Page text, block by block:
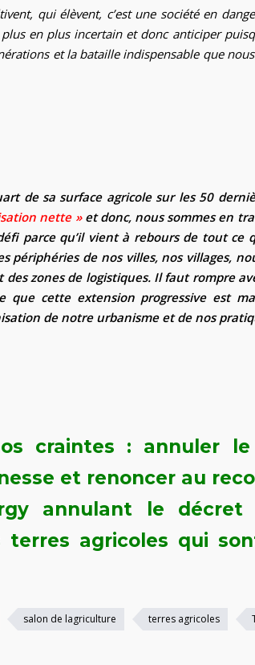
qui élèvent, c’est une société en
en plus incertain et donc anticiper
et la bataille indispensable que
de sa surface agricole sur les 50
nette »et donc, nous sommes en
parce qu’il vient à rebours de tout ce
de nos villes, nos villages,
zones de logistiques. Il faut rompre
que cette extension progressive est
de notre urbanisme et de nos
craintes : annuler
et renoncer au
annulant le décret
agricoles qui
salon de lagriculture terres agricoles